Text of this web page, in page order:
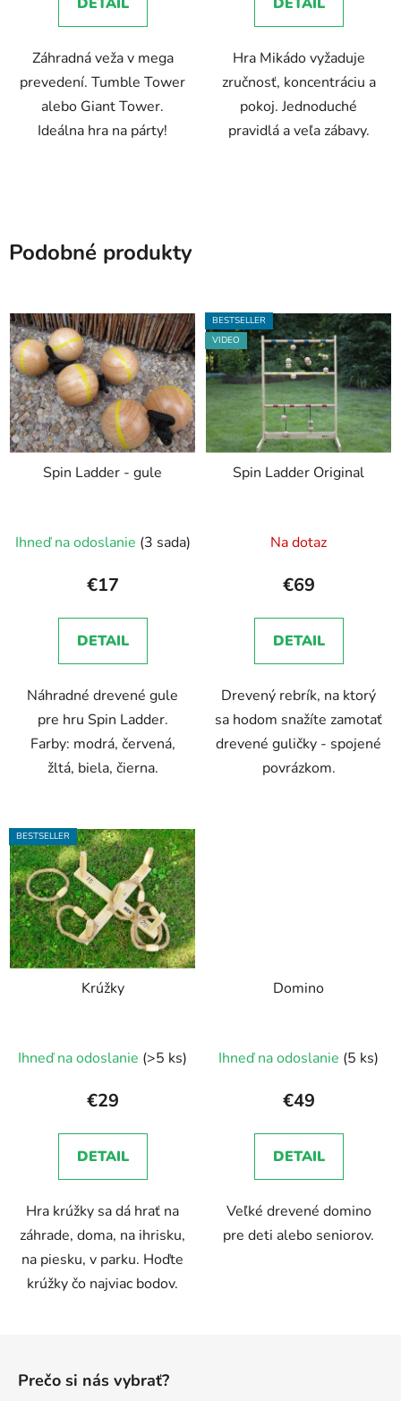
Záhradná veža v mega
prevedení. Tumble Tower
alebo Giant Tower.
Ideálna hra na párty!
z
hviezdičiek.
Hra Mikádo vyžaduje
zručnosť, koncentráciu a
pokoj. Jednoduché
pravidlá a veľa zábavy.
Podobné produkty
Spin Ladder - gule
Ihneď na odoslanie (3 sada)
€17
DETAIL
Náhradné drevené gule
pre hru Spin Ladder.
Farby: modrá, červená,
žltá, biela, čierna.
BESTSELLER
VIDEO
Spin Ladder Original
hodnotenie
produktu
5,0
z
hviezdičiek.
Na dotaz
€69
DETAIL
Drevený rebrík, na ktorý
sa hodom snažíte zamotať
drevené guličky - spojené
povrázkom.
BESTSELLER
Krúžky
hodnotenie
produktu
5,0
z
hviezdičiek.
Ihneď na odoslanie (>5 ks)
€29
DETAIL
Hra krúžky sa dá hrať na
záhrade, doma, na ihrisku,
na piesku, v parku. Hoďte
krúžky čo najviac bodov.
Domino
Ihneď na odoslanie (5 ks)
€49
DETAIL
Veľké drevené domino
pre deti alebo seniorov.
Prečo si nás vybrať?